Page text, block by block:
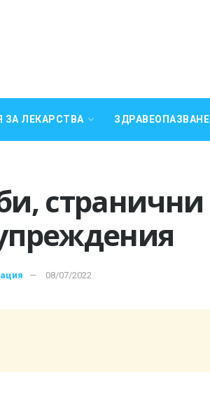
ЛЕКАРСТВА ЗДРАВЕОПАЗВАНЕ
странични
08/07/2022